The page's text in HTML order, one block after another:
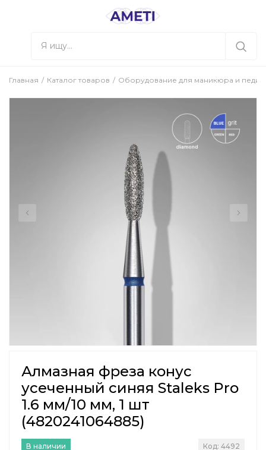
Главная Каталог товаров Оборудование для маникюра и
Алмазная фреза конус
усеченный синяя Staleks Pro
1.6 мм/10 мм, 1 шт
(4820241064885)
В наличии Код: 4492